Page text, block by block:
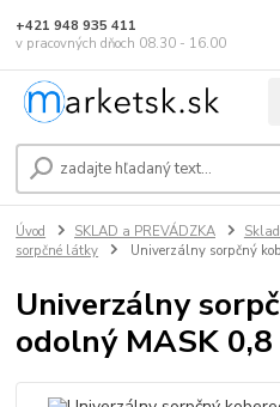
+421 948 935 411
v pracovných dňoch 08.30 - 16.00
Úvod SKLAD a PREVÁDZKA
sorpčné látky
Univerzálny sorpčný
Univerzálny
odolný MASK